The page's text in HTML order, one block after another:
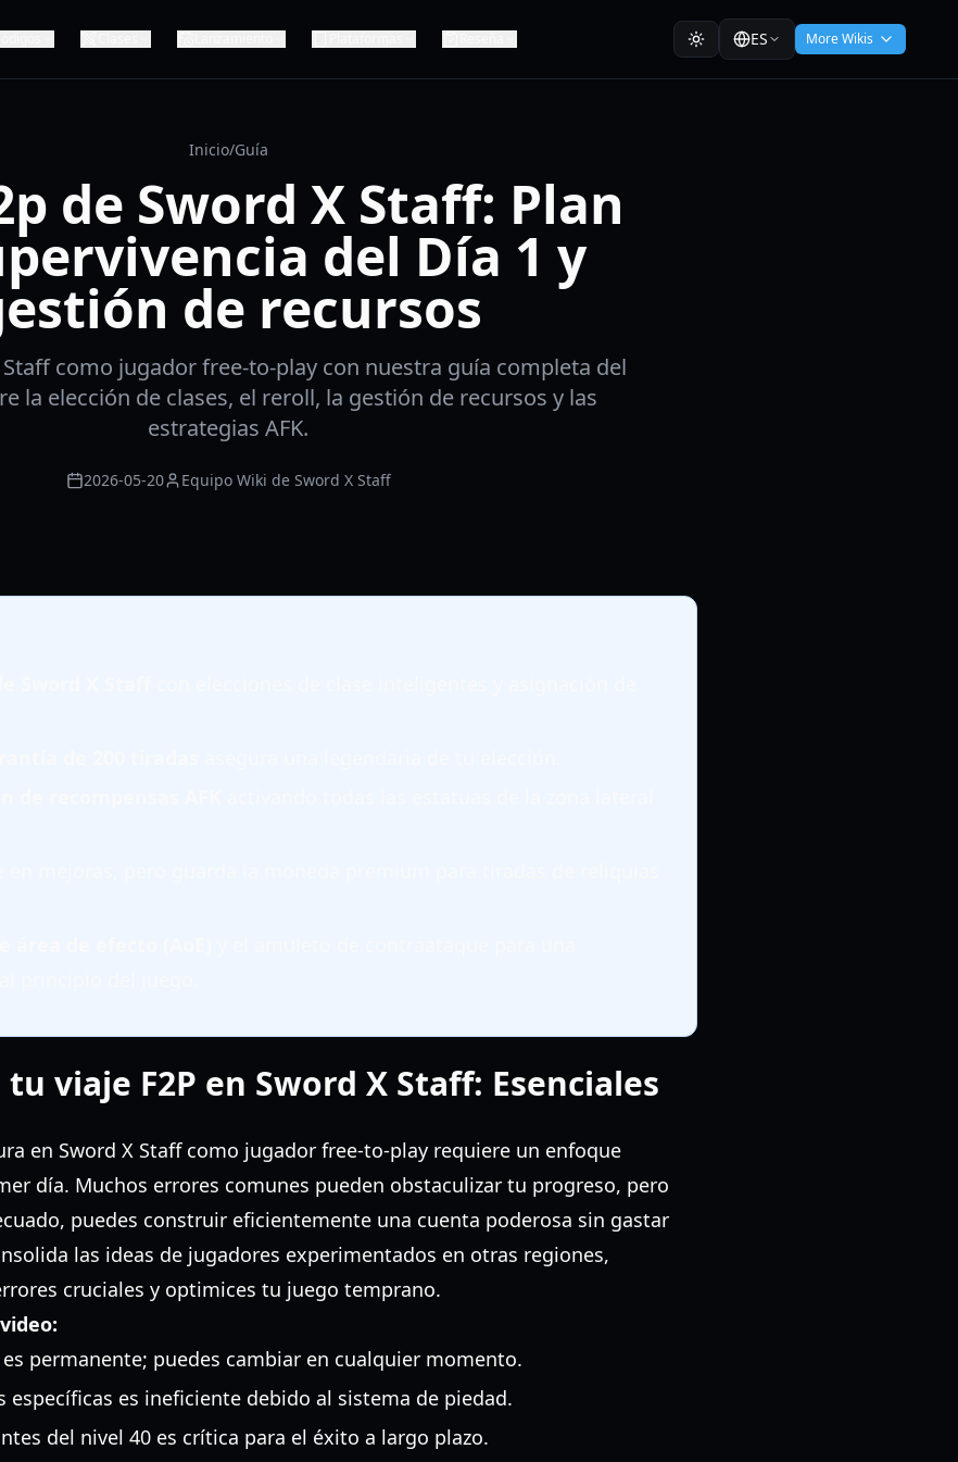
ES More Wikis
Inicio/Guía
de Sword X Staff: Plan
del Día 1 y
de recursos
como jugador free-to-play con nuestra guía completa del
la elección de clases, el reroll, la gestión de recursos y las
estrategias AFK.
2026-05-20 Equipo Wiki de Sword X Staff
viaje F2P en Sword X Staff: Esenciales
en Sword X Staff como jugador free-to-play requiere un enfoque
día. Muchos errores comunes pueden obstaculizar tu progreso, pero
puedes construir eficientemente una cuenta poderosa sin gastar
las ideas de jugadores experimentados en otras regiones,
cruciales y optimices tu juego temprano.
permanente; puedes cambiar en cualquier momento.
específicas es ineficiente debido al sistema de piedad.
del nivel 40 es crítica para el éxito a largo plazo.